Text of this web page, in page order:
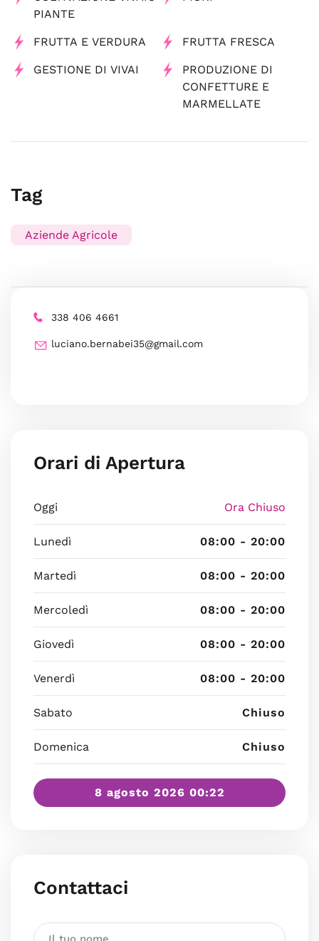
PIANTE
FRUTTA E VERDURA FRUTTA FRESCA
GESTIONE DI VIVAI
PRODUZIONE DI
CONFETTURE E
MARMELLATE
Tag
Aziende Agricole
338 406 4661
luciano.bernabei35@gmail.com
Orari di Apertura
Oggi Ora Chiuso
Lunedì 08:00 - 20:00
Martedì 08:00 - 20:00
Mercoledì 08:00 - 20:00
Giovedì 08:00 - 20:00
Venerdì 08:00 - 20:00
Sabato Chiuso
Domenica Chiuso
8 agosto 2026 00:22
Contattaci